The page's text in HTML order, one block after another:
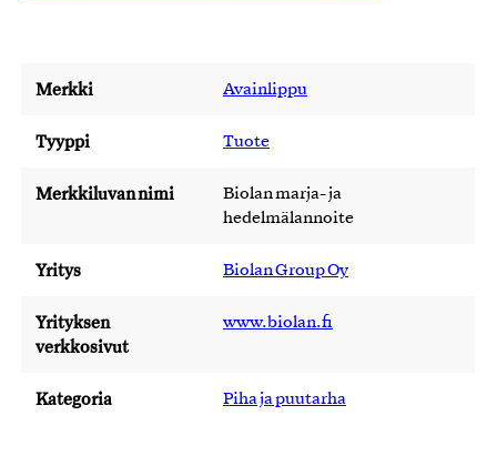
Merkki Avainlippu
Tyyppi Tuote
Merkkiluvan nimi
Biolan marja- ja
hedelmälannoite
Yritys Biolan Group Oy
Yrityksen
verkkosivut
www.biolan.fi
Kategoria Piha ja puutarha